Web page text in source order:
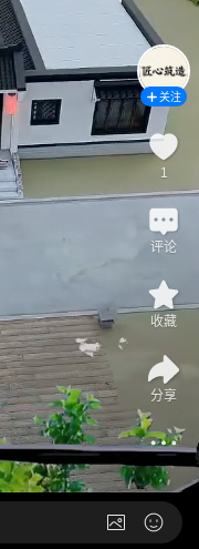
关注
1
评论
收藏
分享